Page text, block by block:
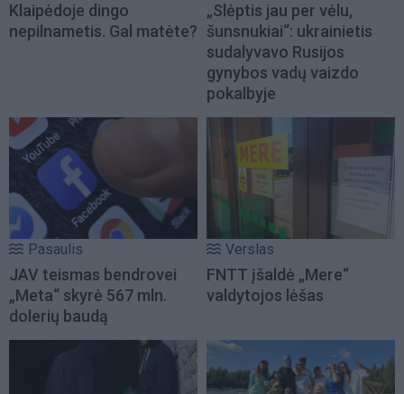
Klaipėdoje dingo
nepilnametis. Gal matėte?
„Slėptis jau per vėlu,
šunsnukiai“: ukrainietis
sudalyvavo Rusijos
gynybos vadų vaizdo
pokalbyje
Pasaulis
JAV teismas bendrovei
„Meta“ skyrė 567 mln.
dolerių baudą
Verslas
FNTT įšaldė „Mere“
valdytojos lėšas